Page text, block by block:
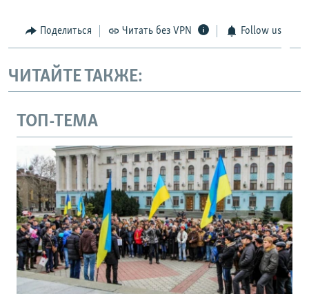
Поделиться Читать без VPN Follow us
ЧИТАЙТЕ ТАКЖЕ:
ТОП-ТЕМА